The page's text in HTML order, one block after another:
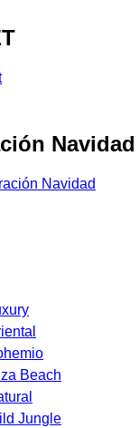
Navidad
Navidad
Beach
Jungle